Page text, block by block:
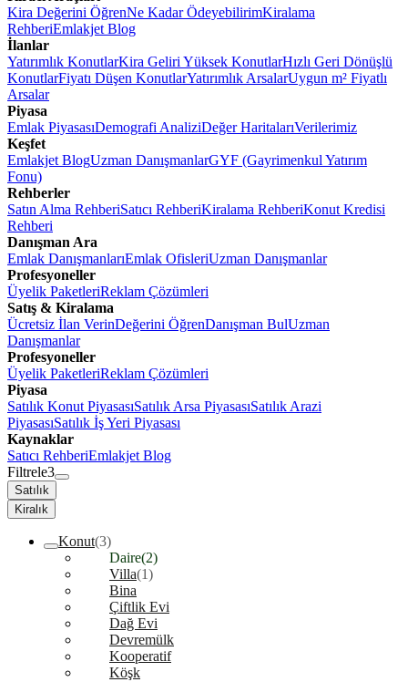
Kira Değerini ÖğrenNe Kadar ÖdeyebilirimKiralama
RehberiEmlakjet Blog
İlanlar
Yatırımlık KonutlarKira Geliri Yüksek KonutlarHızlı Geri Dönüşlü
KonutlarFiyatı Düşen KonutlarYatırımlık ArsalarUygun m² Fiyatlı
Arsalar
Piyasa
Emlak PiyasasıDemografi AnaliziDeğer HaritalarıVerilerimiz
Keşfet
Emlakjet BlogUzman DanışmanlarGYF (Gayrimenkul Yatırım
Fonu)
Rehberler
Satın Alma RehberiSatıcı RehberiKiralama RehberiKonut Kredisi
Rehberi
Danışman Ara
Emlak DanışmanlarıEmlak OfisleriUzman Danışmanlar
Profesyoneller
Üyelik PaketleriReklam Çözümleri
Satış & Kiralama
Ücretsiz İlan VerinDeğerini ÖğrenDanışman BulUzman
Danışmanlar
Profesyoneller
Üyelik PaketleriReklam Çözümleri
Piyasa
Satılık Konut PiyasasıSatılık Arsa PiyasasıSatılık Arazi
PiyasasıSatılık İş Yeri Piyasası
Kaynaklar
Satıcı RehberiEmlakjet Blog
Filtrele3
Satılık
Kiralık
Konut(3)
Daire(2)
Villa(1)
Bina
Çiftlik Evi
Dağ Evi
Devremülk
Kooperatif
Köşk